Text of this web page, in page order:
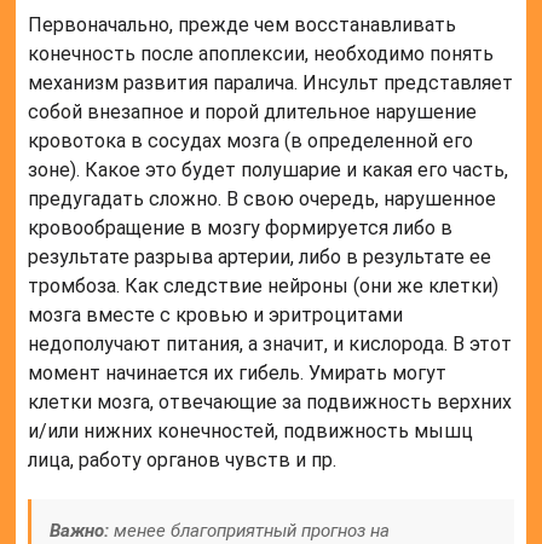
Первоначально, прежде чем восстанавливать
конечность после апоплексии, необходимо понять
механизм развития паралича. Инсульт представляет
собой внезапное и порой длительное нарушение
кровотока в сосудах мозга (в определенной его
зоне). Какое это будет полушарие и какая его часть,
предугадать сложно. В свою очередь, нарушенное
кровообращение в мозгу формируется либо в
результате разрыва артерии, либо в результате ее
тромбоза. Как следствие нейроны (они же клетки)
мозга вместе с кровью и эритроцитами
недополучают питания, а значит, и кислорода. В этот
момент начинается их гибель. Умирать могут
клетки мозга, отвечающие за подвижность верхних
и/или нижних конечностей, подвижность мышц
лица, работу органов чувств и пр.
Важно: менее благоприятный прогноз на